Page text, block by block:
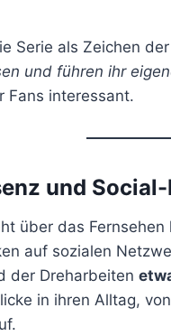
Serie als Zeichen
und führen ihr
Fans interessant.
und
über das
auf sozialen
der Dreharbeiten
in ihren Alltag,